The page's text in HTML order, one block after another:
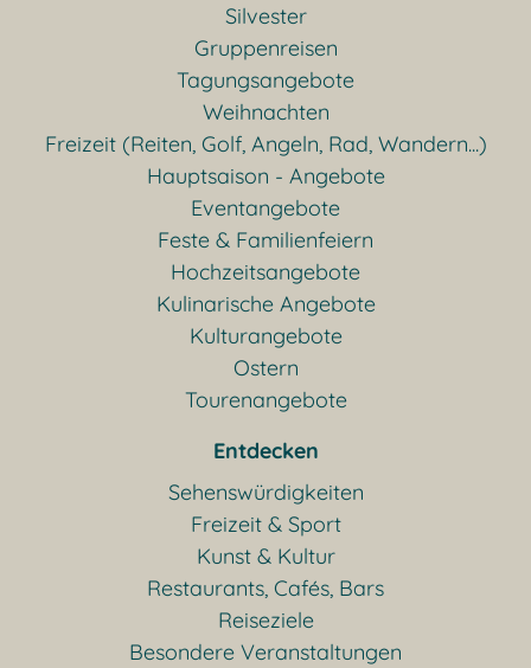
Silvester
Gruppenreisen
Tagungsangebote
Weihnachten
Freizeit (Reiten, Golf, Angeln, Rad, Wandern...)
Hauptsaison - Angebote
Eventangebote
Feste & Familienfeiern
Hochzeitsangebote
Kulinarische Angebote
Kulturangebote
Ostern
Tourenangebote
Entdecken
Sehenswürdigkeiten
Freizeit & Sport
Kunst & Kultur
Restaurants, Cafés, Bars
Reiseziele
Besondere Veranstaltungen